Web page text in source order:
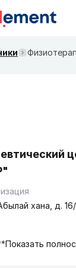
хана, д. 16/
Показать